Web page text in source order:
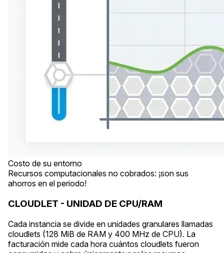
Costo de su entorno
Recursos computacionales no cobrados: ¡son sus
ahorros en el periodo!
CLOUDLET - UNIDAD DE CPU/RAM
Cada instancia se divide en unidades granulares llamadas
cloudlets (128 MiB de RAM y 400 MHz de CPU). La
facturación mide cada hora cuántos cloudlets fueron